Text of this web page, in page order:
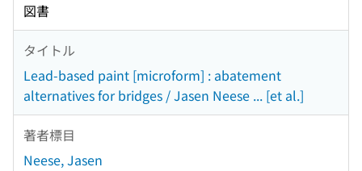
図書
タイトル
Lead-based paint [microform] : abatement
alternatives for bridges / Jasen Neese ... [et al.]
著者標目
Neese, Jasen